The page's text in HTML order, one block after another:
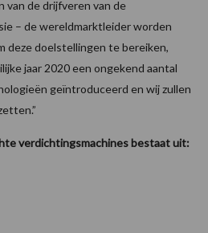
van de drijfveren van de
– de wereldmarktleider worden
deze doelstellingen te bereiken,
jaar 2020 een ongekend aantal
geïntroduceerd en wij zullen
verdichtingsmachines bestaat uit: